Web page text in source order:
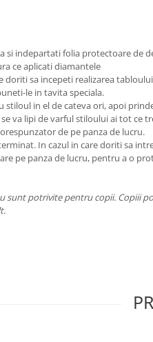
si indepartati folia protectoare de
ce aplicati diamantele
doriti sa incepeti realizarea
le in tavita speciala.
stiloul in el de cateva ori, apoi
va lipi de varful stiloului ai tot ce
de pe panza de lucru.
In cazul in care doriti sa
pe panza de lucru, pentru a o
sunt potrivite pentru copii. Copiii